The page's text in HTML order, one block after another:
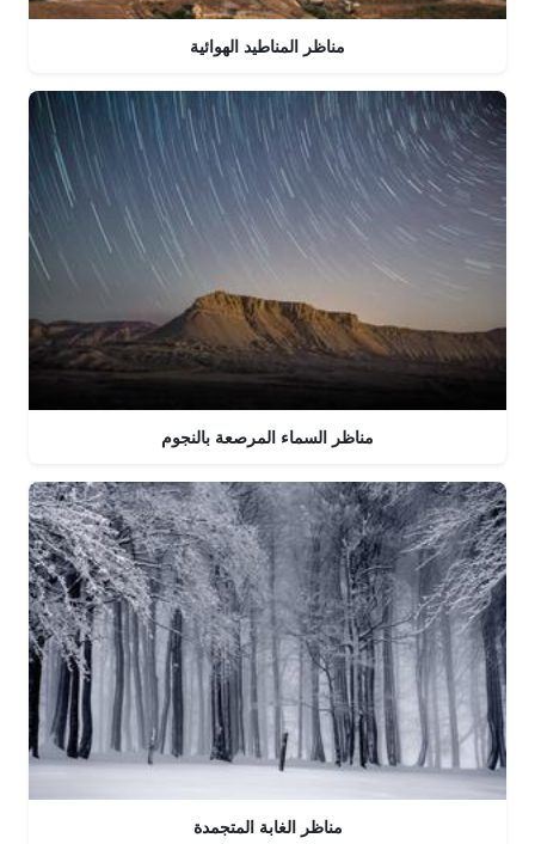
مناظر المناطيد الهوائية
مناظر السماء المرصعة بالنجوم
مناظر الغابة المتجمدة